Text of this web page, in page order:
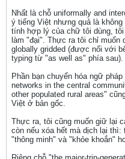
Nhất là chỗ uniformally and
ý tiếng Việt nhưng quả là
tính hợp lý của chữ tôi dùng,
làm "đại". Thực ra tôi chỉ muốn
globally gridded (được nối với
typing từ "as well as" phía sau).
Phần bạn chuyển hóa ngữ
networks in the central
other populated rural areas"
Việt ở bản gốc.
Thực ra, tôi cũng muốn giữ lại
còn nếu xóa hết mà dịch lại
"thông minh" và "khỏe khoắn"